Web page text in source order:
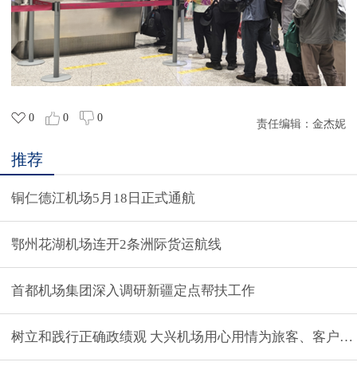
0 0 0
责任编辑： 金杰妮
推荐
铜仁德江机场5月18日正式通航
鄂州花湖机场连开2条洲际货运航线
首都机场集团深入调研新疆定点帮扶工作
树立和践行正确政绩观 大兴机场用心用情为旅客、客户和